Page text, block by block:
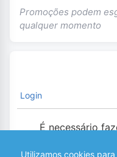
Promoções podem
qualquer momento
Login
É necessário